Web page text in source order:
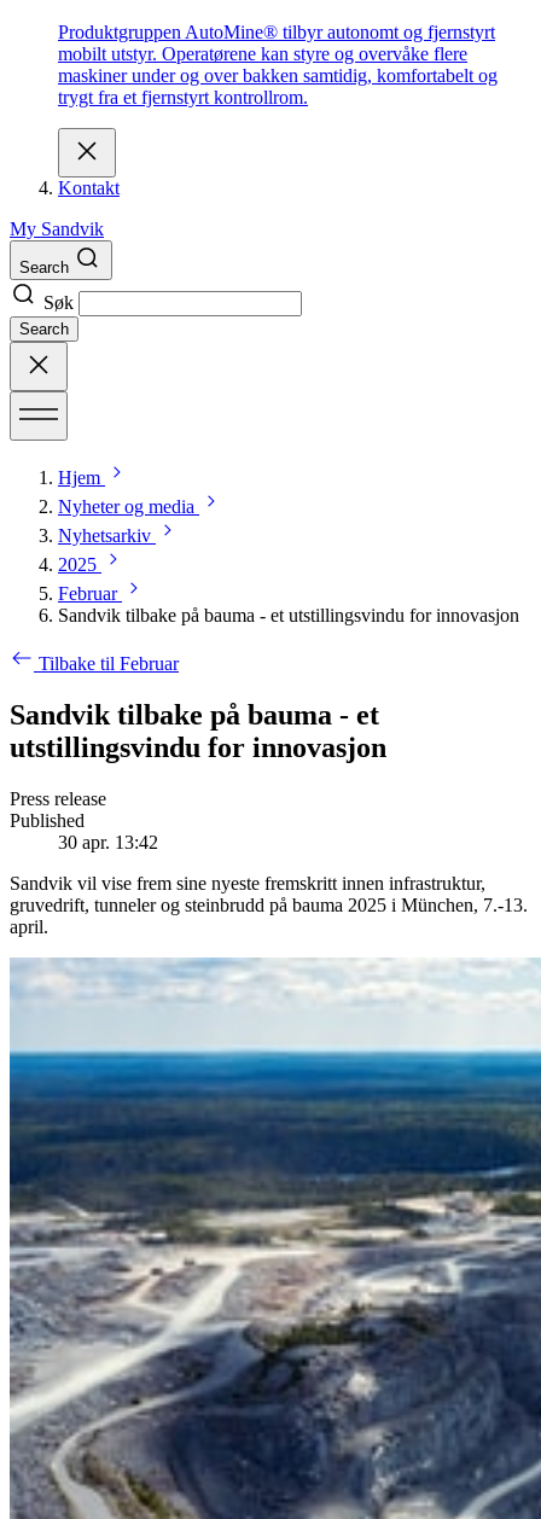
Produktgruppen AutoMine® tilbyr autonomt og fjernstyrt
mobilt utstyr. Operatørene kan styre og overvåke flere
maskiner under og over bakken samtidig, komfortabelt og
trygt fra et fjernstyrt kontrollrom.
Kontakt
My Sandvik
Search
Søk
Search
Hjem
Nyheter og media
Nyhetsarkiv
2025
Februar
Sandvik tilbake på bauma - et utstillingsvindu for innovasjon
Tilbake til Februar
Sandvik tilbake på bauma - et
utstillingsvindu for innovasjon
Press release
Published
30 apr. 13:42
Sandvik vil vise frem sine nyeste fremskritt innen infrastruktur,
gruvedrift, tunneler og steinbrudd på bauma 2025 i München, 7.-13.
april.